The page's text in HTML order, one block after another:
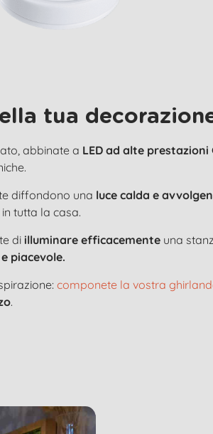
tua
abbinate a LED ad alte prestazioni
diffondono una luce calda e
tutta la casa.
di illuminare efficacemente una
piacevole.
componete la vostra
.